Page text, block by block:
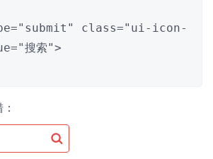
搜索">